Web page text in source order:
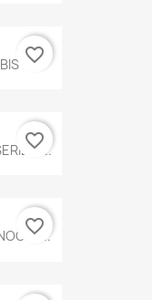
favorite_border
N...
favorite_border
favorite_border